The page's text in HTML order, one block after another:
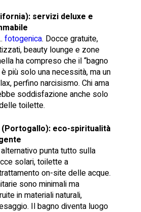
servizi deluxe e
fotogenica. Docce gratuite,
beauty lounge e zone
ha compreso che il “bagno
più solo una necessità, ma un
perfino narcisismo. Chi ama
soddisfazione anche solo
toilette.
(Portogallo): eco-spiritualità
punta tutto sulla
solari, toilette a
on-site delle acque.
sono minimali ma
in materiali naturali,
Il bagno diventa luogo